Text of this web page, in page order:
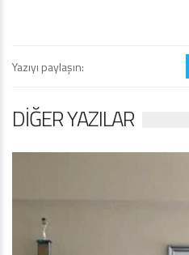
Yazıyı paylaşın:
DIĞER YAZILAR